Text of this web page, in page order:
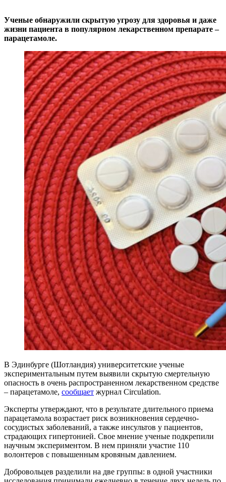
Ученые обнаружили скрытую угрозу для здоровья и даже
жизни пациента в популярном лекарственном препарате –
парацетамоле.
В Эдинбурге (Шотландия) университетские ученые
экспериментальным путем выявили скрытую смертельную
опасность в очень распространенном лекарственном средстве
– парацетамоле, сообщает журнал Circulation.
Эксперты утверждают, что в результате длительного приема
парацетамола возрастает риск возникновения сердечно-
сосудистых заболеваний, а также инсультов у пациентов,
страдающих гипертонией. Свое мнение ученые подкрепили
научным экспериментом. В нем приняли участие 110
волонтеров с повышенным кровяным давлением.
Добровольцев разделили на две группы: в одной участники